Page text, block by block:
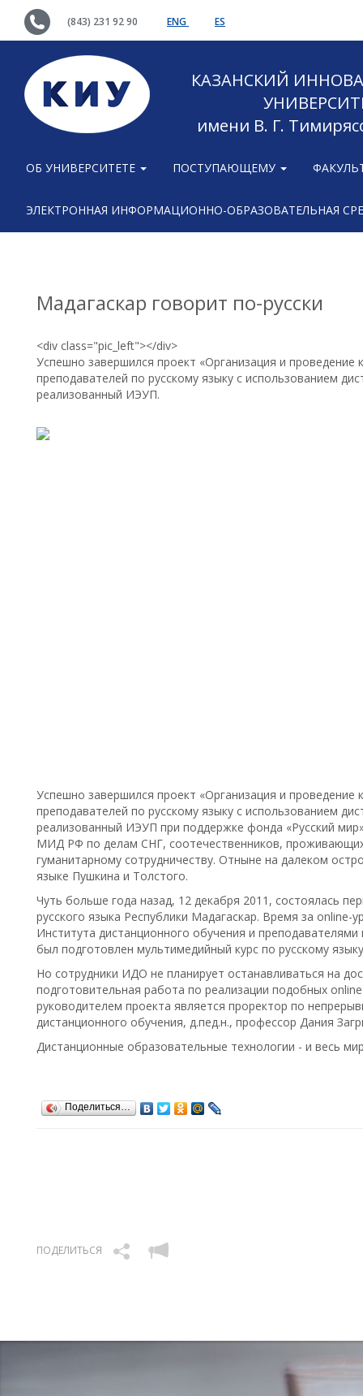
(843) 231 92 90 ENG ES
КАЗАНСКИЙ
имени В. Г.
ОБ УНИВЕРСИТЕТЕ ПОСТУПАЮЩЕМУ
ЭЛЕКТРОННАЯ ИНФОРМАЦИОННО-ОБРАЗОВАТЕЛЬНАЯ
Мадагаскар говорит по-русски
<div class="pic_left"></div>
Успешно завершился проект «Организация и проведение
преподавателей по русскому языку с использованием
реализованный ИЭУП.
Успешно завершился проект «Организация и проведение
преподавателей по русскому языку с использованием
реализованный ИЭУП при поддержке фонда «Русский
МИД РФ по делам СНГ, соотечественников,
гуманитарному сотрудничеству. Отныне на далеком
языке Пушкина и Толстого.
Чуть больше года назад, 12 декабря 2011, состоялась
русского языка Республики Мадагаскар. Время за
Института дистанционного обучения и
был подготовлен мультимедийный курс по русскому
Но сотрудники ИДО не планирует останавливаться на
подготовительная работа по реализации подобных
руководителем проекта является проректор по
дистанционного обучения, д.пед.н., профессор Дания
Дистанционные образовательные технологии - и весь
Поделиться…
ПОДЕЛИТЬСЯ